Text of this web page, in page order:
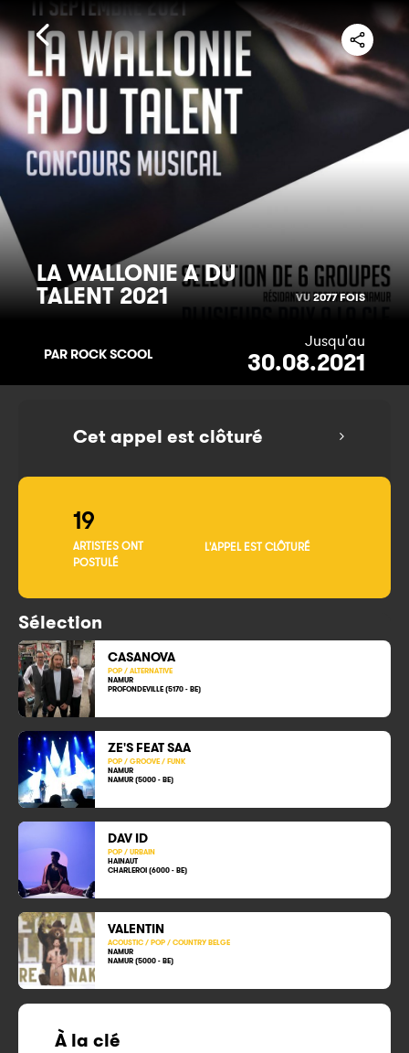
LA WALLONIE A DU
TALENT2021 VU 2077 FOIS
PAR ROCK SCOOL
Jusqu'au
30.08.2021
Cet appel est clôturé
19
ARTISTES ONT
POSTULÉ
L'APPEL EST CLÔTURÉ
Sélection
CASANOVA
POP / ALTERNATIVE
NAMUR
PROFONDEVILLE (5170 - BE)
ZE'S FEAT SAA
POP / GROOVE / FUNK
NAMUR
NAMUR (5000 - BE)
DAV ID
POP / URBAIN
HAINAUT
CHARLEROI (6000 - BE)
VALENTIN
ACOUSTIC / POP / COUNTRY BELGE
NAMUR
NAMUR (5000 - BE)
À la clé